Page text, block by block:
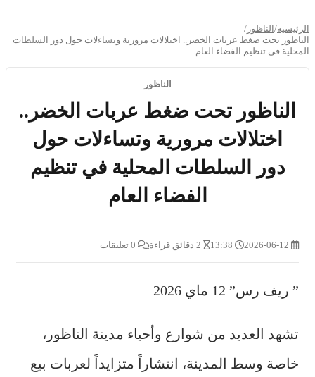
الرئيسية/ الناظور /
الناظور تحت ضغط عربات الخضر.. اختلالات مرورية وتساءلات حول دور السلطات
المحلية في تنظيم الفضاء العام
الناظور
الناظور تحت ضغط عربات الخضر..
اختلالات مرورية وتساءلات حول
دور السلطات المحلية في تنظيم
الفضاء العام
” ريف رس” 12 ماي 2026
تشهد العديد من شوارع وأحياء مدينة الناظور،
خاصة وسط المدينة، انتشاراً متزايداً لعربات بيع